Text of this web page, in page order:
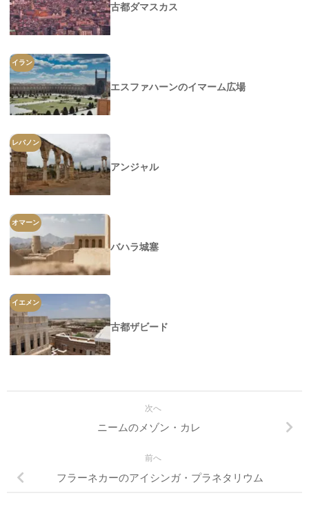
古都ダマスカス
イラン
エスファハーンのイマーム広場
レバノン
アンジャル
オマーン
バハラ城塞
イエメン
古都ザビード
次へ
ニームのメゾン・カレ
前へ
フラーネカーのアイシンガ・プラネタリウム